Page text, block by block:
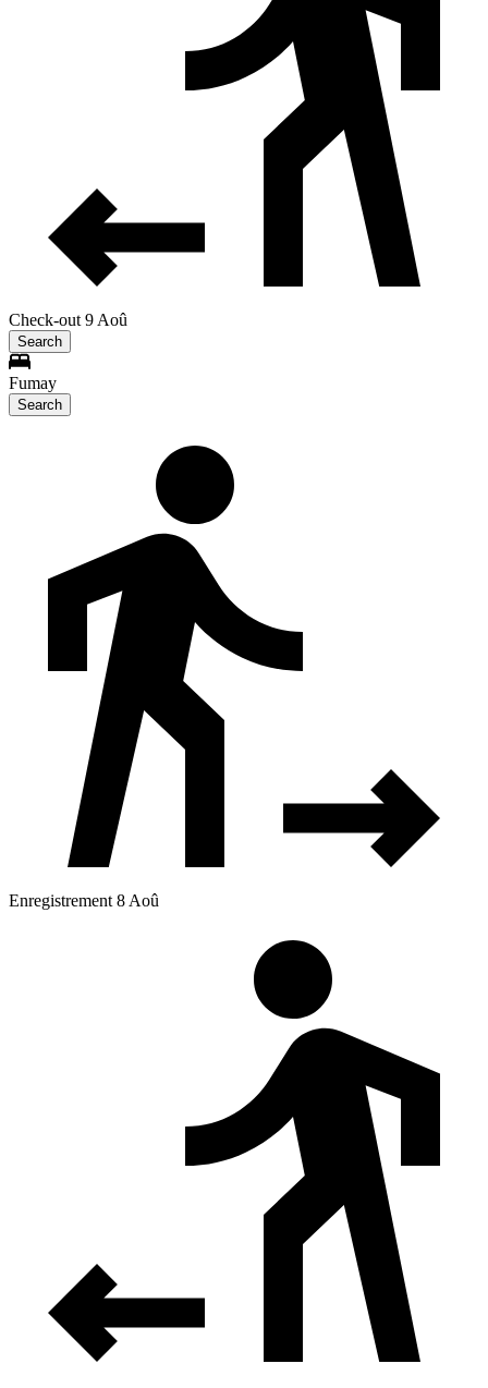
Check-out 9 Aoû
Search
Fumay
Search
Enregistrement 8 Aoû